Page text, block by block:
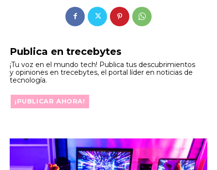
Publica en trecebytes
¡Tu voz en el mundo tech! Publica tus descubrimientos
y opiniones en trecebytes, el portal líder en noticias de
tecnología.
¡PUBLICAR AHORA!